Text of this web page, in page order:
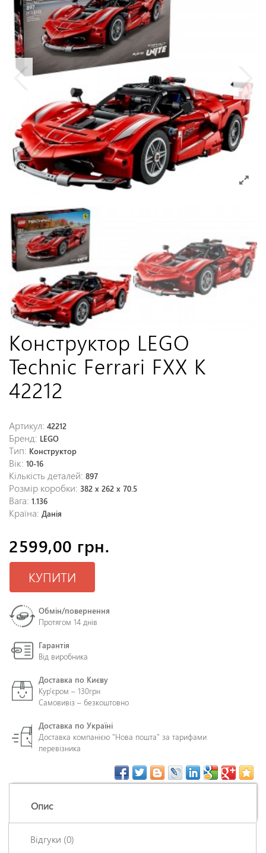
Конструктор LEGO
Technic Ferrari FXX K
42212
Артикул: 42212
Бренд: LEGO
Тип: Конструктор
Вік: 10-16
Кількість деталей: 897
Розмір коробки: 382 x 262 x 70.5
Вага: 1.136
Країна: Данія
2599,00 грн.
КУПИТИ
Обмін/повернення
Протягом 14 днів
Гарантія
Від виробника
Доставка по Києву
Кур'єром – 130грн
Самовивіз – безкоштовно
Доставка по Україні
Доставка компанією "Нова пошта" за тарифами
перевізника
Опис
Відгуки (0)